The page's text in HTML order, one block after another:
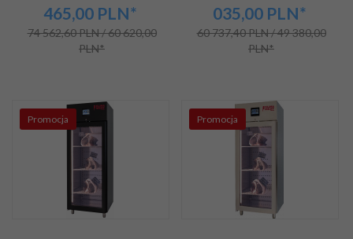
465,00 PLN*
74 562,60 PLN / 60 620,00
PLN*
035,00 PLN*
60 737,40 PLN / 49 380,00
PLN*
Promocja Promocja